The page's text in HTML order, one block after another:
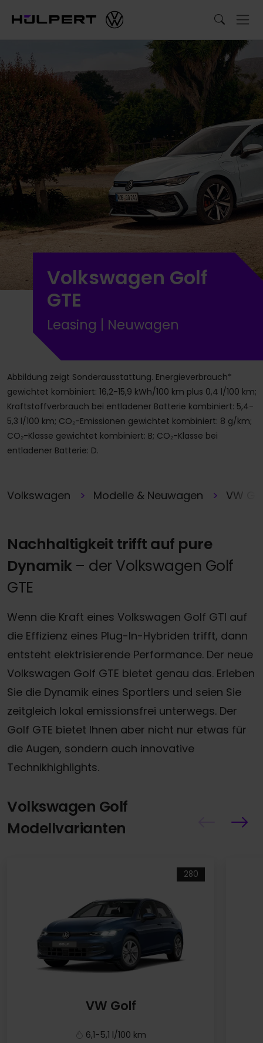
Volkswagen Golf
GTE
Leasing | Neuwagen
Abbildung zeigt Sonderausstattung. Energieverbrauch*
gewichtet kombiniert: 16,2-15,9 kWh/100 km plus 0,4 l/100 km;
Kraftstoffverbrauch bei entladener Batterie kombiniert: 5,4-
5,3 l/100 km; CO₂-Emissionen gewichtet kombiniert: 8 g/km;
CO₂-Klasse gewichtet kombiniert: B; CO₂-Klasse bei
entladener Batterie: D.
Volkswagen Modelle & Neuwagen VW
Nachhaltigkeit trifft auf pure
Dynamik – der Volkswagen Golf
GTE
Wenn die Kraft eines Volkswagen Golf GTI auf
die Effizienz eines Plug-In-Hybriden trifft, dann
entsteht elektrisierende Performance. Der neue
Volkswagen Golf GTE bietet genau das. Erleben
Sie die Dynamik eines Sportlers und seien Sie
zeitgleich lokal emissionsfrei unterwegs. Der
Golf GTE bietet Ihnen aber nicht nur etwas für
die Augen, sondern auch innovative
Technikhighlights.
Volkswagen Golf
Modellvarianten
280
VW Golf
6,1-5,1 l/100 km